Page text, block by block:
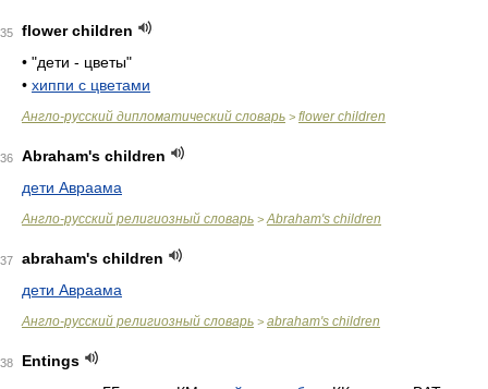
35
flower children
• "дети - цветы"
• хиппи с цветами
Англо-русский дипломатический словарь > flower children
36
Abraham's children
дети Авраама
Англо-русский религиозный словарь > Abraham's children
37
abraham's children
дети Авраама
Англо-русский религиозный словарь > abraham's children
38
Entings